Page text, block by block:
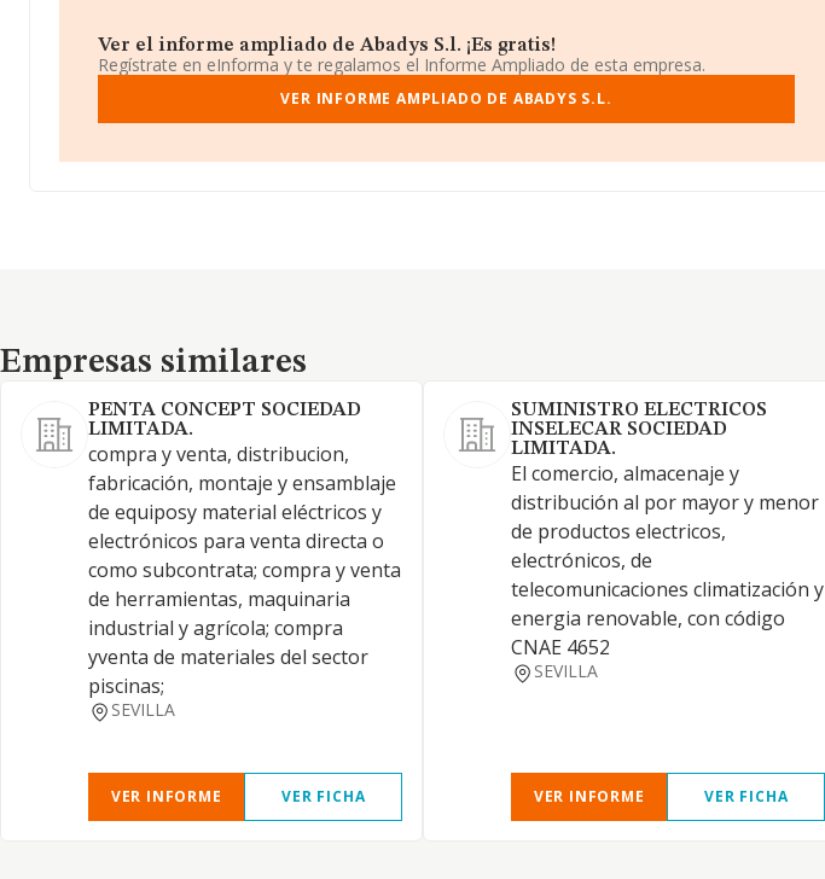
Ver el informe ampliado de Abadys S.l. ¡Es gratis!
Regístrate en eInforma y te regalamos el Informe Ampliado de esta empresa.
VER INFORME AMPLIADO DE ABADYS S.L.
Empresas similares
Empresas similares
PENTA CONCEPT SOCIEDAD
LIMITADA.
compra y venta, distribucion,
fabricación, montaje y ensamblaje
de equiposy material eléctricos y
electrónicos para venta directa o
como subcontrata; compra y venta
de herramientas, maquinaria
industrial y agrícola; compra
yventa de materiales del sector
piscinas;
SEVILLA
VER INFORME VER FICHA
SUMINISTRO ELECTRICOS
INSELECAR SOCIEDAD
LIMITADA.
El comercio, almacenaje y
distribución al por mayor y menor
de productos electricos,
electrónicos, de
telecomunicaciones climatización y
energia renovable, con código
CNAE 4652
SEVILLA
VER INFORME VER FICHA